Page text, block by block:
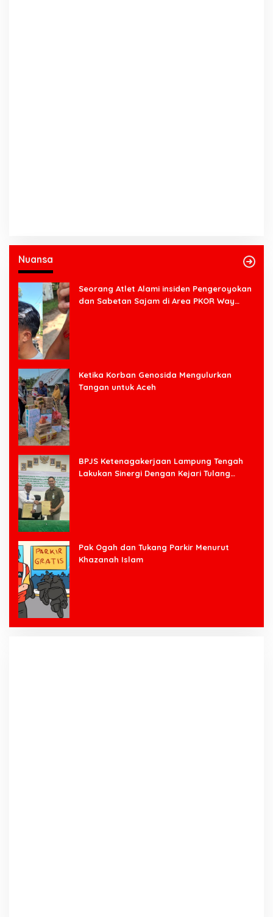
Nuansa
Seorang Atlet Alami insiden Pengeroyokan
dan Sabetan Sajam di Area PKOR Way
Ketika Korban Genosida Mengulurkan
Tangan untuk Aceh
BPJS Ketenagakerjaan Lampung Tengah
Lakukan Sinergi Dengan Kejari Tulang
Pak Ogah dan Tukang Parkir Menurut
Khazanah Islam